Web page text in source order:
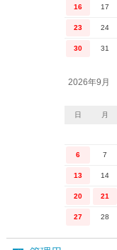
16 17
23 24
30 31
2026年9月
日 月
6 7
13 14
20 21
27 28